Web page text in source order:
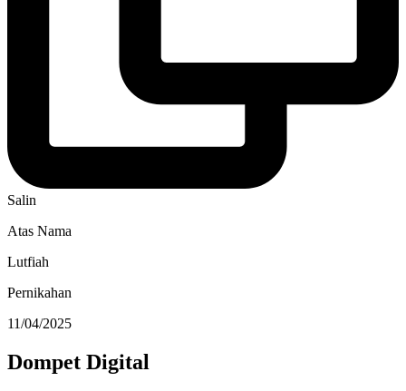
Salin
Atas Nama
Lutfiah
Pernikahan
11/04/2025
Dompet Digital